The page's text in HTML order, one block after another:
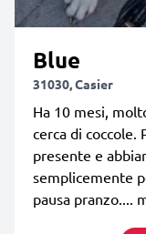
Blue
31030, Casier
Ha 10 mesi,
cerca di
presente e
semplicemente
pausa pranzo....